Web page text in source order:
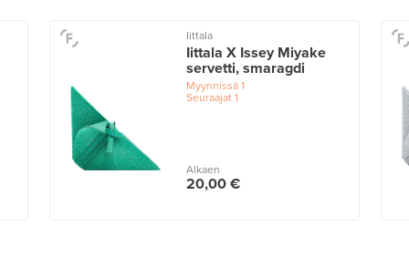
Iittala
Iittala X Issey Miyake
servetti, smaragdi
Myynnissä1
Seuraajat1
Alkaen
20,00 €